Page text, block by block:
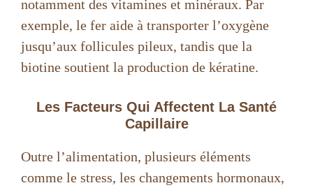
notamment des vitamines et minéraux. Par
exemple, le fer aide à transporter l’oxygène
jusqu’aux follicules pileux, tandis que la
biotine soutient la production de kératine.
Les Facteurs Qui Affectent La Santé
Capillaire
Outre l’alimentation, plusieurs éléments
comme le stress, les changements hormonaux,